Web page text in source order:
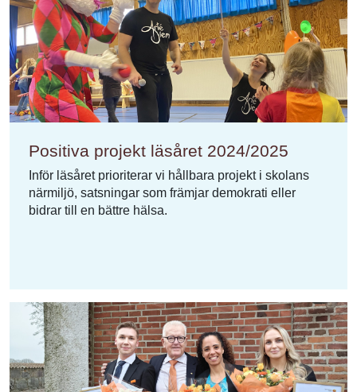
Positiva projekt läsåret 2024/2025
Inför läsåret prioriterar vi hållbara projekt i skolans
närmiljö, satsningar som främjar demokrati eller
bidrar till en bättre hälsa.